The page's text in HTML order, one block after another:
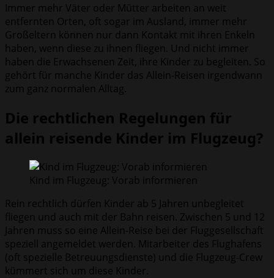
Immer mehr Väter oder Mütter arbeiten an weit
entfernten Orten, oft sogar im Ausland, immer mehr
Großeltern können nur dann Kontakt mit ihren Enkeln
haben, wenn diese zu ihnen fliegen. Und nicht immer
haben die Erwachsenen Zeit, ihre Kinder zu begleiten. So
gehört für manche Kinder das Allein-Reisen irgendwann
zum ganz normalen Alltag.
Die rechtlichen Regelungen für
allein reisende Kinder im Flugzeug?
Kind im Flugzeug: Vorab informieren
Rein rechtlich dürfen Kinder ab 5 Jahren unbegleitet
fliegen und auch mit der Bahn reisen. Zwischen 5 und 12
Jahren muss so eine Allein-Reise bei der Fluggesellschaft
speziell angemeldet werden. Mitarbeiter des Flughafens
(oft spezielle Betreuungsdienste) und die Flugzeug-Crew
kümmert sich um diese Kinder.